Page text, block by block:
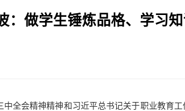
做学生锤炼品格、学习知
全会精神精神和习近平总书记关于职业教育